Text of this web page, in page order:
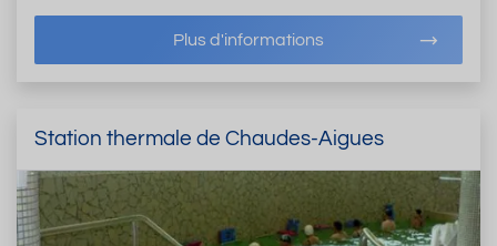
Plus d'informations
Station thermale de Chaudes-Aigues